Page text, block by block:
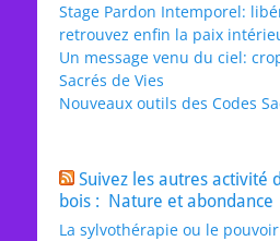
Stage Pardon Intemporel:
retrouvez enfin la paix
Un message venu du ciel:
Sacrés de Vies
Nouveaux outils des Codes
Suivez les autres activité
bois : Nature et abondance
La sylvothérapie ou le